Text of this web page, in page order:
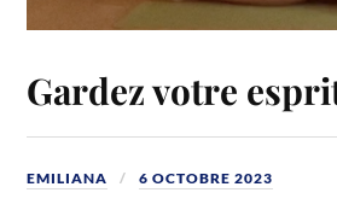
Gardez votre
EMILIANA 6 OCTOBRE 2023